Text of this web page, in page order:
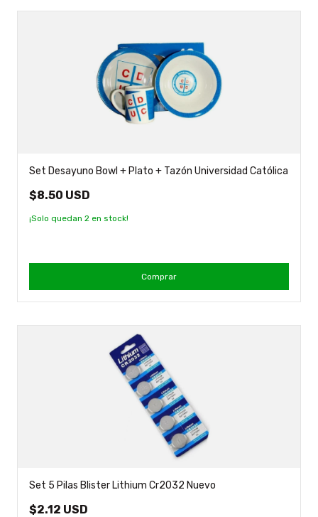
Set Desayuno Bowl + Plato + Tazón Universidad Católica
$8.50 USD
¡Solo quedan 2 en stock!
Comprar
Set 5 Pilas Blister Lithium Cr2032 Nuevo
$2.12 USD